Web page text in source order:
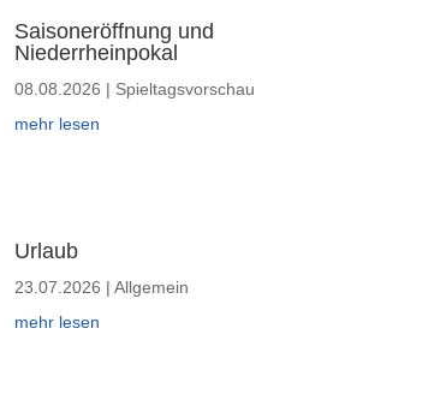
Saisoneröffnung und
Niederrheinpokal
08.08.2026 | Spieltagsvorschau
mehr lesen
Urlaub
23.07.2026 |Allgemein
mehr lesen